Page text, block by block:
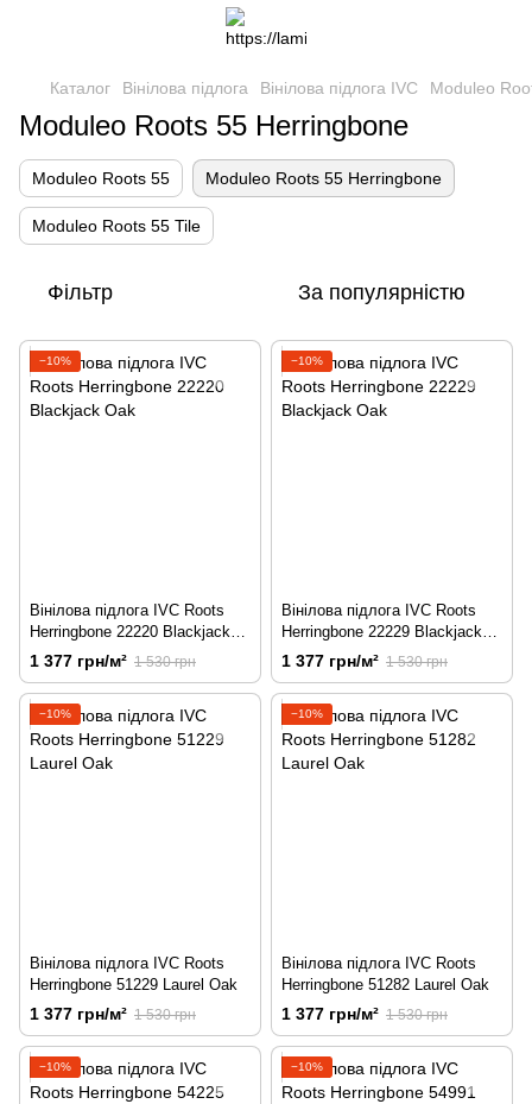
Каталог Вінілова підлога Вінілова підлога IVC Moduleo
Moduleo Roots 55 Herringbone
Moduleo Roots 55 Moduleo Roots 55 Herringbone
Moduleo Roots 55 Tile
Фільтр За популярністю
−10%
Вінілова підлога IVC Roots
Herringbone 22220 Blackjack
Oak
1 377 грн/м² 1 530 грн
−10%
Вінілова підлога IVC Roots
Herringbone 22229 Blackjack
Oak
1 377 грн/м² 1 530 грн
−10%
Вінілова підлога IVC Roots
Herringbone 51229 Laurel Oak
1 377 грн/м² 1 530 грн
−10%
Вінілова підлога IVC Roots
Herringbone 51282 Laurel Oak
1 377 грн/м² 1 530 грн
−10% −10%